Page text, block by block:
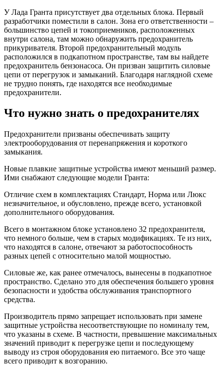
У Лада Гранта присутствует два отдельных блока. Первый
разработчики поместили в салон. Зона его ответственности –
большинство цепей и токоприемников, расположенных
внутри салона, там можно обнаружить предохранитель
прикуривателя. Второй предохранительный модуль
расположился в подкапотном пространстве, там вы найдете
предохранитель бензонасоса. Он призван защитить силовые
цепи от перегрузок и замыканий. Благодаря наглядной схеме
не трудно понять, где находятся все необходимые
предохранители.
Что нужно знать о предохранителях
Предохранители призваны обеспечивать защиту
электрооборудования от перенапряжения и короткого
замыкания.
Новые плавкие защитные устройства имеют меньший размер.
Ими снабжают следующие модели Гранта:
Отличие схем в комплектациях Стандарт, Норма или Люкс
незначительное, и обусловлено, прежде всего, установкой
дополнительного оборудования.
Всего в монтажном блоке установлено 32 предохранителя,
что немного больше, чем в старых модификациях. Те из них,
что находятся в салоне, отвечают за работоспособность
разных цепей с относительно малой мощностью.
Силовые же, как ранее отмечалось, вынесены в подкапотное
пространство. Сделано это для обеспечения большего уровня
безопасности и удобства обслуживания транспортного
средства.
Производитель прямо запрещает использовать при замене
защитные устройства несоответствующие по номиналу тем,
что указаны в схеме. В частности, превышение максимальных
значений приводит к перегрузке цепи и последующему
выводу из строя оборудования ею питаемого. Все это чаще
всего приводит к возгоранию.